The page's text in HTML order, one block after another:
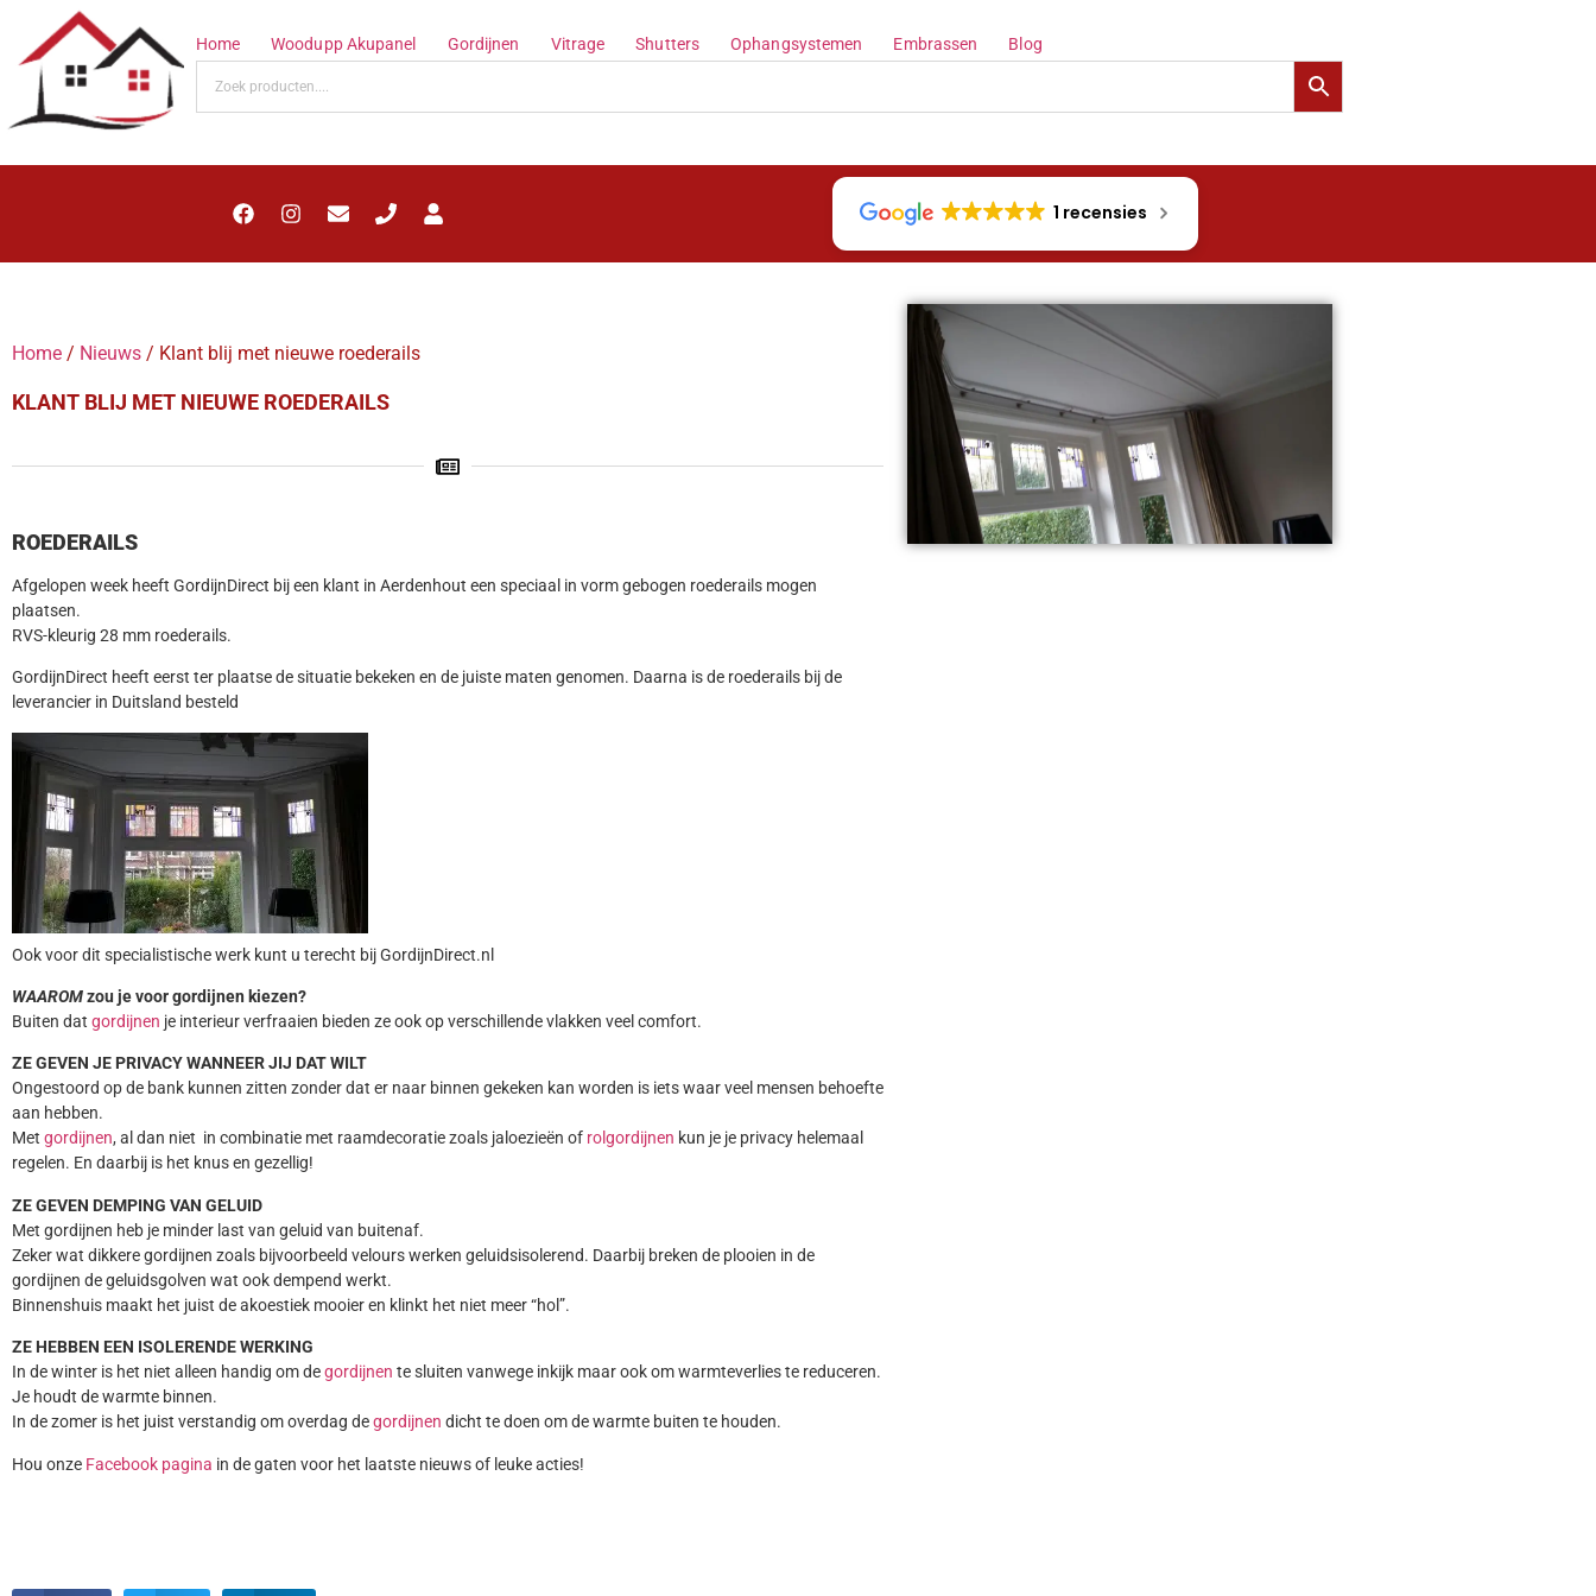
Home Woodupp Akupanel Gordijnen Vitrage Shutters Ophangsystemen Embrassen Blog
1 recensies
Home / Nieuws / Klant blij met nieuwe roederails
KLANT BLIJ MET NIEUWE ROEDERAILS
ROEDERAILS
Afgelopen week heeft GordijnDirect bij een klant in Aerdenhout een speciaal in vorm gebogen roederails mogen
plaatsen.
RVS-kleurig 28 mm roederails.
GordijnDirect heeft eerst ter plaatse de situatie bekeken en de juiste maten genomen. Daarna is de roederails bij de
leverancier in Duitsland besteld
Ook voor dit specialistische werk kunt u terecht bij GordijnDirect.nl
WAAROMzou je voor gordijnen kiezen?
Buiten dat gordijnen je interieur verfraaien bieden ze ook op verschillende vlakken veel comfort.
ZE GEVEN JE PRIVACY WANNEER JIJ DAT WILT
Ongestoord op de bank kunnen zitten zonder dat er naar binnen gekeken kan worden is iets waar veel mensen behoefte
aan hebben.
Met gordijnen, al dan niet in combinatie met raamdecoratie zoals jaloezieën of rolgordijnen kun je je privacy helemaal
regelen. En daarbij is het knus en gezellig!
ZE GEVEN DEMPING VAN GELUID
Met gordijnen heb je minder last van geluid van buitenaf.
Zeker wat dikkere gordijnen zoals bijvoorbeeld velours werken geluidsisolerend. Daarbij breken de plooien in de
gordijnen de geluidsgolven wat ook dempend werkt.
Binnenshuis maakt het juist de akoestiek mooier en klinkt het niet meer “hol”.
ZE HEBBEN EEN ISOLERENDE WERKING
In de winter is het niet alleen handig om degordijnen te sluiten vanwege inkijk maar ook om warmteverlies te reduceren.
Je houdt de warmte binnen.
In de zomer is het juist verstandig om overdag degordijnen dicht te doen om de warmte buiten te houden.
Hou onze Facebook pagina in de gaten voor het laatste nieuws of leuke acties!